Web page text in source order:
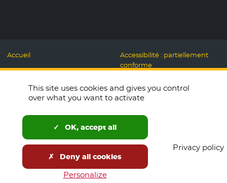
Accueil
Mentions légales
Données personnelles et
Cookies
Espace presse
Télécharger le logo
English
Open Data
Accessibilité : partiellement
conforme
Responsable
Plan du site
Newsletters
This site uses cookies and gives you control
over what you want to activate
OK, accept all
Deny all cookies
Personalize
Privacy policy